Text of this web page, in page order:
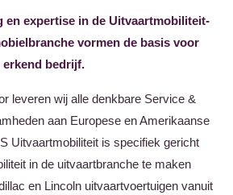
en expertise in de Uitvaartmobiliteit-
vormen de basis voor
erkend bedrijf.
leveren wij alle denkbare Service &
aan Europese en Amerikaanse
Uitvaartmobiliteit is specifiek gericht
in de uitvaartbranche te maken
en Lincoln uitvaartvoertuigen vanuit